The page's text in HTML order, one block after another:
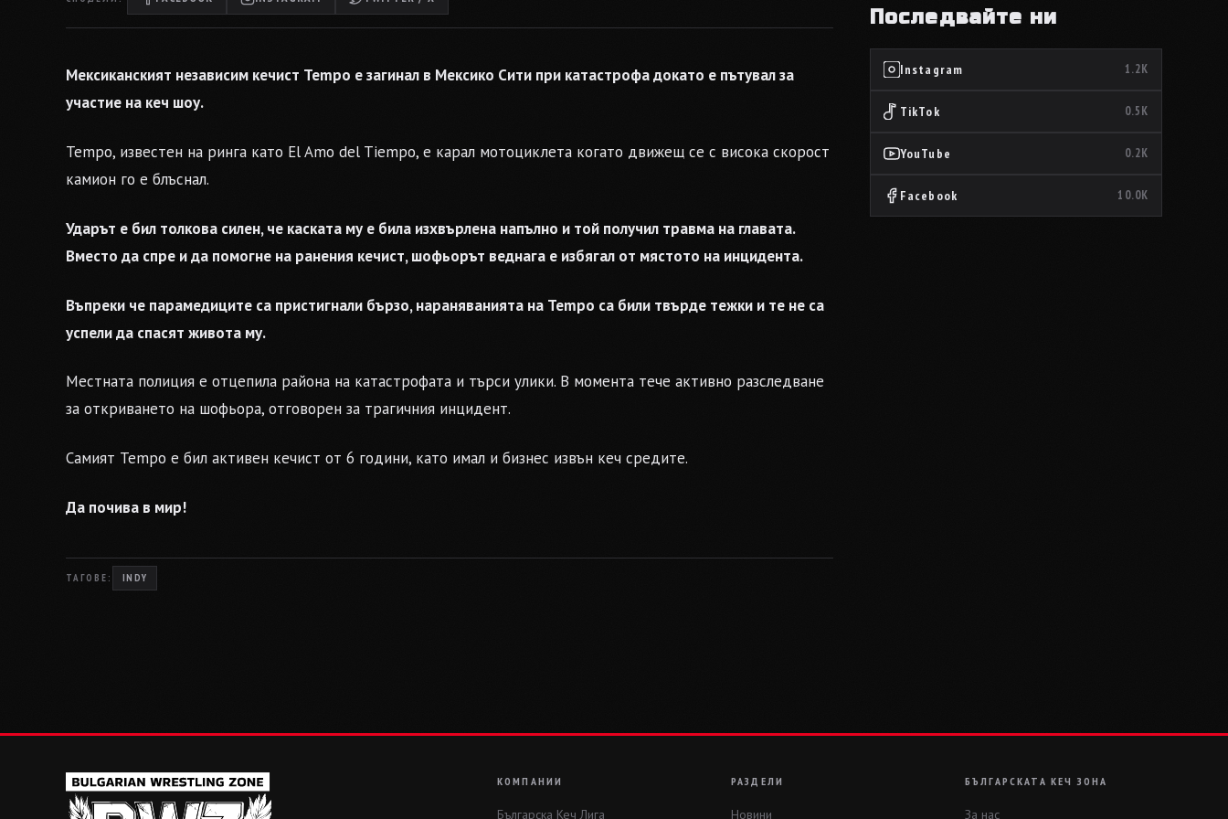
Мексиканският независим кечист Tempo е загинал в Мексико Сити при катастрофа докато е пътувал за
участие на кеч шоу.
Tempo, известен на ринга като El Amo del Tiempo, е карал мотоциклета когато движещ се с висока скорост
камион го е блъснал.
Ударът е бил толкова силен, че каската му е била изхвърлена напълно и той получил травма на главата.
Вместо да спре и да помогне на ранения кечист, шофьорът веднага е избягал от мястото на инцидента.
Въпреки че парамедиците са пристигнали бързо, нараняванията на Tempo са били твърде тежки и те не са
успели да спасят живота му.
Местната полиция е отцепила района на катастрофата и търси улики. В момента тече активно разследване
за откриването на шофьора, отговорен за трагичния инцидент.
Самият Tempo е бил активен кечист от 6 години, като имал и бизнес извън кеч средите.
Да почива в мир!
ТАГОВЕ: INDY
Последвайте ни
Instagram 1.2K
TikTok 0.5K
YouTube 0.2K
Facebook 10.0K
КОМПАНИИ
Българска Кеч Лига
РАЗДЕЛИ
Новини
БЪЛГАРСКАТА КЕЧ ЗОНА
За нас